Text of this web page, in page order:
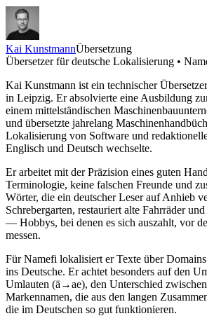
Kai KunstmannÜbersetzung
Übersetzer für deutsche Lokalisierung •
Kai Kunstmann ist ein technischer
in Leipzig. Er absolvierte eine Ausbildung
einem mittelständischen
und übersetzte jahrelang
Lokalisierung von Software und
Englisch und Deutsch wechselte.
Er arbeitet mit der Präzision eines guten
Terminologie, keine falschen Freunde und
Wörter, die ein deutscher Leser auf Anhieb
Schrebergarten, restauriert alte Fahrräder
— Hobbys, bei denen es sich auszahlt, vor
messen.
Für Namefi lokalisiert er Texte über
ins Deutsche. Er achtet besonders auf den
Umlauten (ä→ae), den Unterschied
Markennamen, die aus den langen
die im Deutschen so gut funktionieren.